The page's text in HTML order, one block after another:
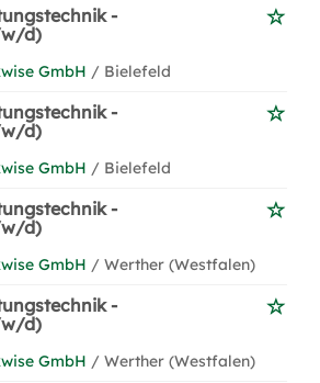
-
w/d)
GmbH / Bielefeld
-
w/d)
GmbH / Bielefeld
-
w/d)
GmbH / Werther (Westfalen)
-
w/d)
GmbH / Werther (Westfalen)